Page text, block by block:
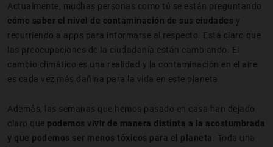
Actualmente, muchas personas como tú se están preguntando
cómo saber el nivel de contaminación de sus ciudades y
recurriendo a apps para informarse al respecto. Está claro que
las preocupaciones de la ciudadanía están cambiando. El
cambio climático es una realidad y la contaminación en el aire
es cada vez más dañina para la vida en este planeta.
Además, las semanas que hemos pasado en casa han dejado
claro que podemos vivir de manera distinta a la acostumbrada
y que podemos ser menos tóxicos para el planeta . Toda una